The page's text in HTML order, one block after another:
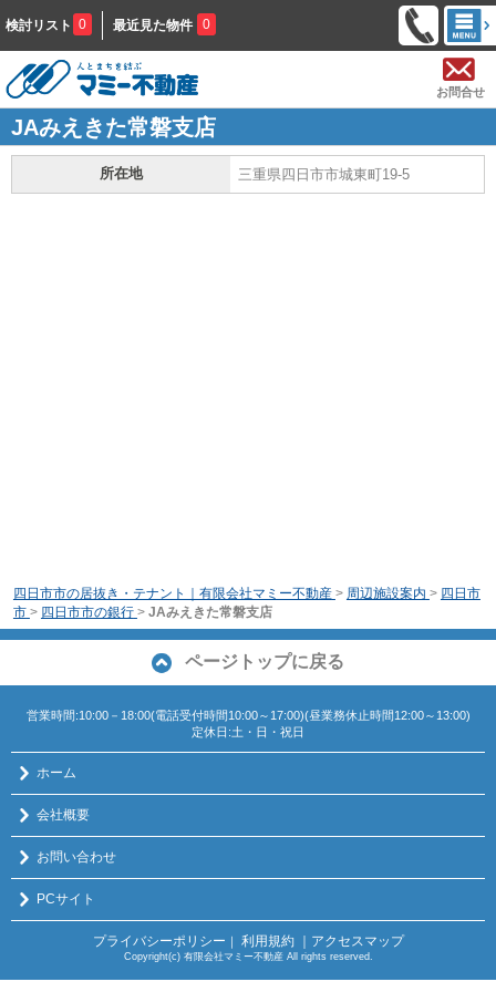
検討リスト 0 最近見た物件 0
お問合せ
JAみえきた常磐支店
所在地 三重県四日市市城東町19-5
四日市市の居抜き・テナント｜有限会社マミー不動産 > 周辺施設案内 > 四日市
市 > 四日市市の銀行 > JAみえきた常磐支店
ページトップに戻る
営業時間:10:00－18:00(電話受付時間10:00～17:00)(昼業務休止時間12:00～13:00)
定休日:土・日・祝日
ホーム
会社概要
お問い合わせ
PCサイト
プライバシーポリシー ｜ 利用規約 ｜アクセスマップ
Copyright(c) 有限会社マミー不動産 All rights reserved.